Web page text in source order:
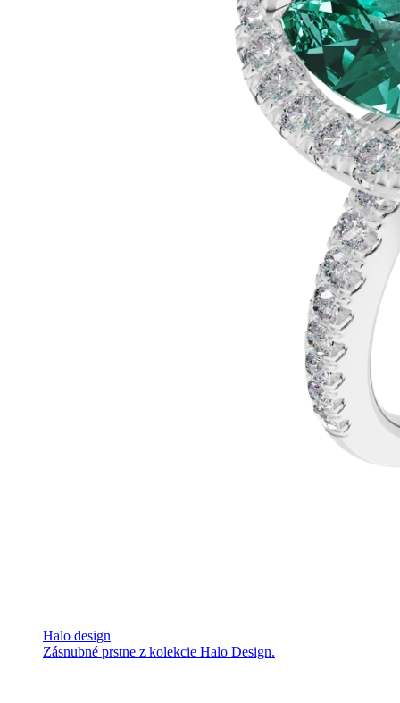
Halo design
Zásnubné prstne z kolekcie Halo Design.